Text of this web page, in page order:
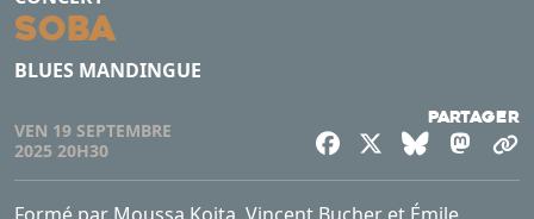
SOBA
BLUES MANDINGUE
VEN 19 SEPTEMBRE
2025 20H30
Partager
FacebookBluesky